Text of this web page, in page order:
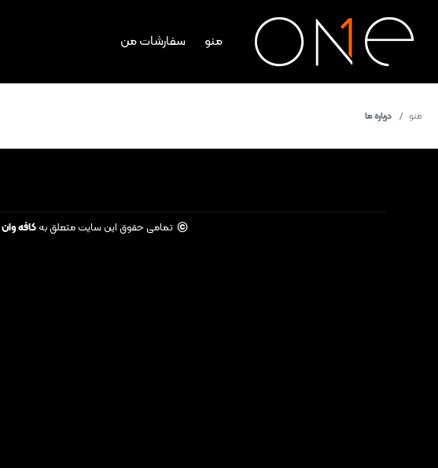
منو سفارشات من
منو درباره ما
© تمامی حقوق این سایت متعلق به کافه وان